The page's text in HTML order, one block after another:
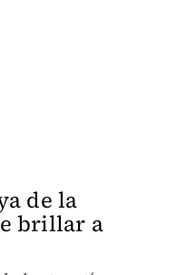
de la
brillar a